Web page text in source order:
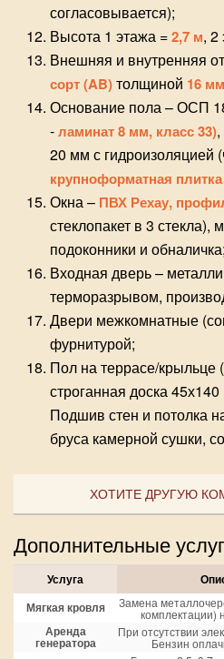
согласовывается);
Высота 1 этажа =2,7 м, 2
Внешняя и внутренняя
сорт (AB)толщиной 16 мм
Основание пола – ОСП
-ламинат 8 мм, класс 33)
20 мм с гидроизоляцией
крупноформатная
Окна – ПВХ Рехау,
стеклопакет в 3 стекла),
подоконники и обналичка;
Входная дверь –
терморазрывом,
Двери межкомнатные
фурнитурой;
Пол на террасе/крыльце
строганная доска
Подшив стен и потолка
бруса камерной сушки,
ХОТИТЕ ДРУГУЮ
Дополнительные
Услуга
Мягкая кровля
Замена
комплектации)
Аренда
генератора
При отсутствии
Бензин